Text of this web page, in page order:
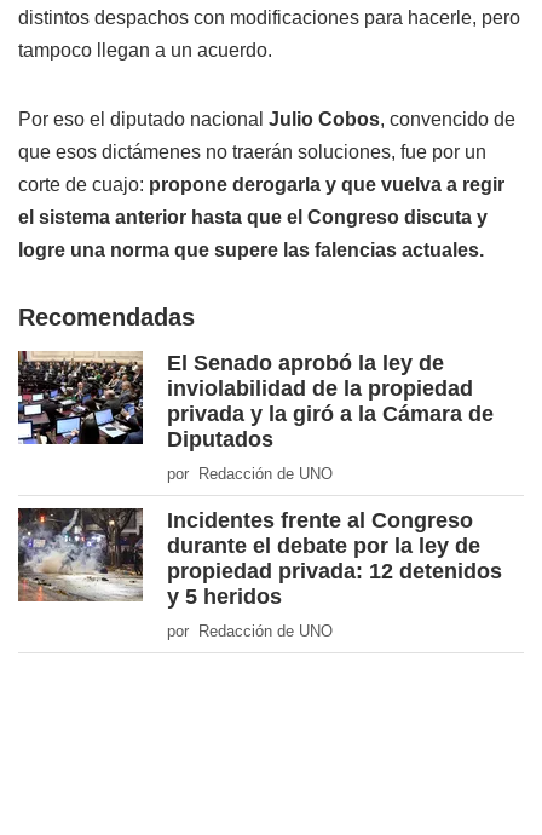
distintos despachos con modificaciones para hacerle, pero
tampoco llegan a un acuerdo.
Por eso el diputado nacional Julio Cobos, convencido de
que esos dictámenes no traerán soluciones, fue por un
corte de cuajo: propone derogarla y que vuelva a regir
el sistema anterior hasta que el Congreso discuta y
logre una norma que supere las falencias actuales.
Recomendadas
El Senado aprobó la ley de
inviolabilidad de la propiedad
privada y la giró a la Cámara de
Diputados
por Redacción de UNO
Incidentes frente al Congreso
durante el debate por la ley de
propiedad privada: 12 detenidos
y 5 heridos
por Redacción de UNO